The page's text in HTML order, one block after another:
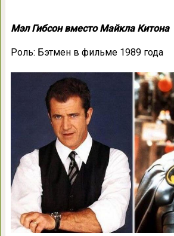
Мэл Гибсон вместо Майкла Китона
Роль: Бэтмен в фильме 1989 года